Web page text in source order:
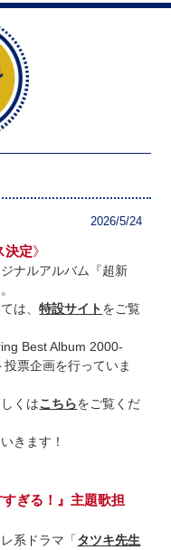
2026/5/24
決定》
ナルアルバム『超新
は、特設サイトをご覧
Best Album 2000-
票企画を行っていま
くはこちらをご覧くだ
きます！
ぎる！』主題歌担
系ドラマ「タツキ先生